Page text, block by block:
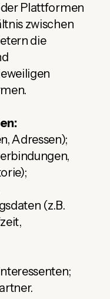
Plattformen
zwischen
die
Adressen);
(z.B.